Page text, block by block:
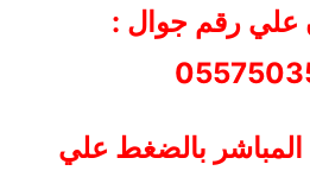
علي رقم جوال :
المباشر بالضغط علي